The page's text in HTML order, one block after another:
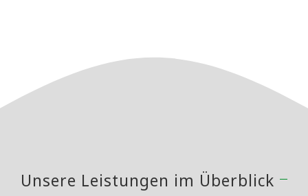
Unsere Leistungen im Überblick